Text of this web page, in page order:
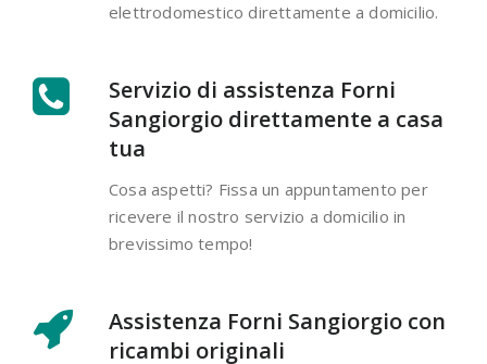
elettrodomestico direttamente a domicilio.
Servizio di assistenza Forni
Sangiorgio direttamente a casa
tua
Cosa aspetti? Fissa un appuntamento per
ricevere il nostro servizio a domicilio in
brevissimo tempo!
Assistenza Forni Sangiorgio con
ricambi originali